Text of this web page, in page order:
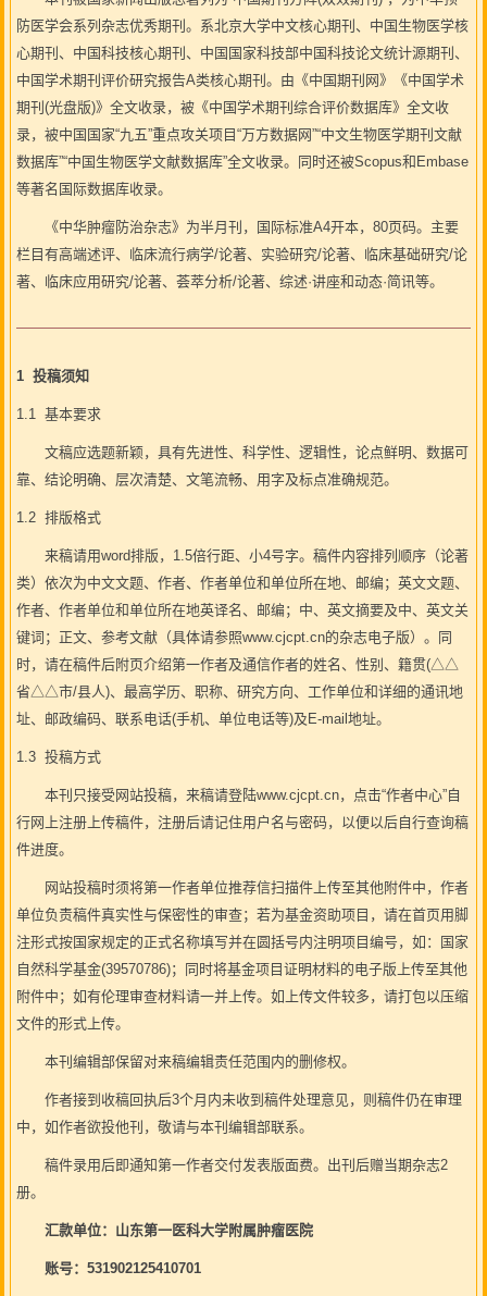
防医学会系列杂志优秀期刊。系北京大学中文核心期刊、中国生物医学核
心期刊、中国科技核心期刊、中国国家科技部中国科技论文统计源期刊、
中国学术期刊评价研究报告A类核心期刊。由《中国期刊网》《中国学术
期刊(光盘版)》全文收录，被《中国学术期刊综合评价数据库》全文收
录，被中国国家“九五”重点攻关项目“万方数据网”“中文生物医学期刊文献
数据库”“中国生物医学文献数据库”全文收录。同时还被Scopus和Embase
等著名国际数据库收录。
《中华肿瘤防治杂志》为半月刊，国际标准A4开本，80页码。主要
栏目有高端述评、临床流行病学/论著、实验研究/论著、临床基础研究/论
著、临床应用研究/论著、荟萃分析/论著、综述·讲座和动态·简讯等。
1 投稿须知
1.1 基本要求
文稿应选题新颖，具有先进性、科学性、逻辑性，论点鲜明、数据可
靠、结论明确、层次清楚、文笔流畅、用字及标点准确规范。
1.2 排版格式
来稿请用word排版，1.5倍行距、小4号字。稿件内容排列顺序（论著
类）依次为中文文题、作者、作者单位和单位所在地、邮编；英文文题、
作者、作者单位和单位所在地英译名、邮编；中、英文摘要及中、英文关
键词；正文、参考文献（具体请参照www.cjcpt.cn的杂志电子版）。同
时，请在稿件后附页介绍第一作者及通信作者的姓名、性别、籍贯(△△
省△△市/县人)、最高学历、职称、研究方向、工作单位和详细的通讯地
址、邮政编码、联系电话(手机、单位电话等)及E-mail地址。
1.3 投稿方式
本刊只接受网站投稿，来稿请登陆www.cjcpt.cn，点击“作者中心”自
行网上注册上传稿件，注册后请记住用户名与密码，以便以后自行查询稿
件进度。
网站投稿时须将第一作者单位推荐信扫描件上传至其他附件中，作者
单位负责稿件真实性与保密性的审查；若为基金资助项目，请在首页用脚
注形式按国家规定的正式名称填写并在圆括号内注明项目编号，如：国家
自然科学基金(39570786)；同时将基金项目证明材料的电子版上传至其他
附件中；如有伦理审查材料请一并上传。如上传文件较多，请打包以压缩
文件的形式上传。
本刊编辑部保留对来稿编辑责任范围内的删修权。
作者接到收稿回执后3个月内未收到稿件处理意见，则稿件仍在审理
中，如作者欲投他刊，敬请与本刊编辑部联系。
稿件录用后即通知第一作者交付发表版面费。出刊后赠当期杂志2
册。
汇款单位：山东第一医科大学附属肿瘤医院
账号：531902125410701